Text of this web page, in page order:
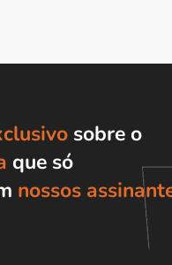
sobre o
que só
nossos